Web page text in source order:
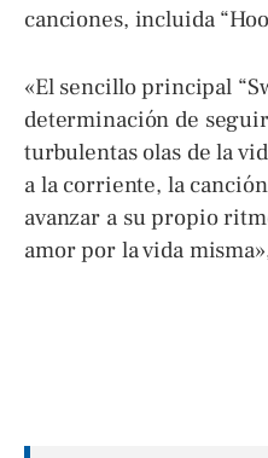
canciones, incluida
«El sencillo principal
determinación de
turbulentas olas de la
a la corriente, la
avanzar a su propio
amor por la vida